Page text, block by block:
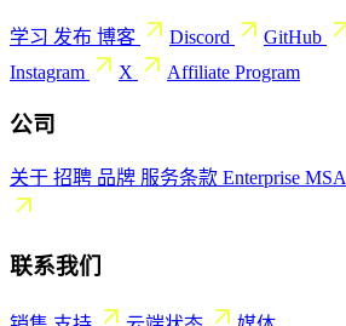
学习 发布 博客 Discord GitHub
Instagram
X Affiliate Program
公司
关于 招聘 品牌 服务条款 Enterprise MSA
联系我们